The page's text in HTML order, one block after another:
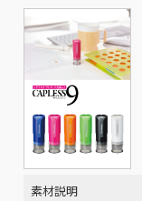
素材説明